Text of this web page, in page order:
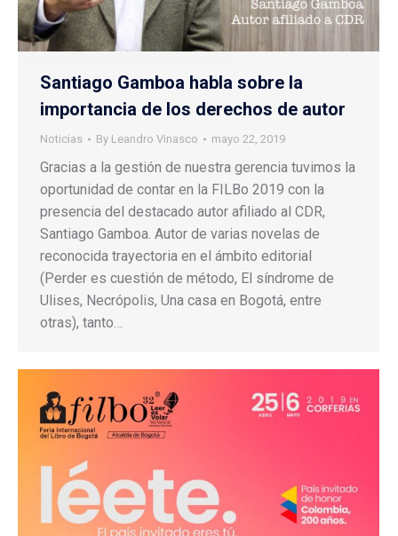
Santiago Gamboa habla sobre la
importancia de los derechos de autor
Noticias By Leandro Vinasco mayo 22, 2019
Gracias a la gestión de nuestra gerencia tuvimos la
oportunidad de contar en la FILBo 2019 con la
presencia del destacado autor afiliado al CDR,
Santiago Gamboa. Autor de varias novelas de
reconocida trayectoria en el ámbito editorial
(Perder es cuestión de método, El síndrome de
Ulises, Necrópolis, Una casa en Bogotá, entre
otras), tanto…